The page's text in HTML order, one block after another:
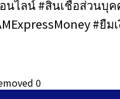
นไลน์ #สินเชื่อส่วนบุค
#ยื
0